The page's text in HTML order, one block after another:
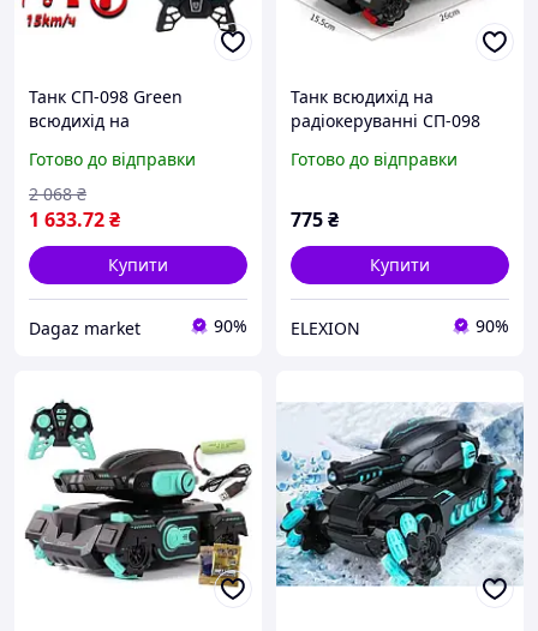
Танк CП-098 Green
всюдихід на
стріляє водяними кулями
Готово до відправки
1 633.72₴
2 068 ₴
Купити
Dagaz market 90%
Танк всюдихід на
радіокеруванні СП-098
браслет Червоний EL0227
Готово до відправки
775₴
Купити
ELEXION 90%